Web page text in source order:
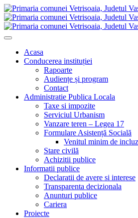
Acasa
Conducerea instituției
Rapoarte
Audiențe și program
Contact
Administratie Publica Locala
Taxe si impozite
Serviciul Urbanism
Vanzare teren – Legea 17
Formulare Asistență Socială
Venitul minim de
Stare civilă
Achizitii publice
Informatii publice
Declaratii de avere si interese
Transparenta decizionala
Anunturi publice
Cariera
Proiecte